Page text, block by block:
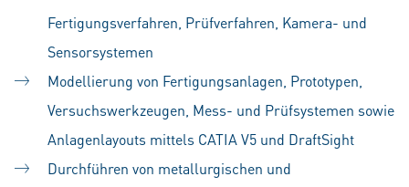
Fertigungsverfahren, Prüfverfahren, Kamera- und
Sensorsystemen
Modellierung von Fertigungsanlagen, Prototypen,
Versuchswerkzeugen, Mess- und Prüfsystemen sowie
Anlagenlayouts mittels CATIA V5 und DraftSight
Durchführen von metallurgischen und